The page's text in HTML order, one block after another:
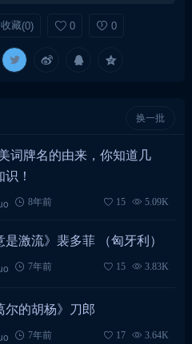
收藏(0) 0 0
换一批
词牌名的由来，你知道几
！
8年前 15 5.09K
是激流》裴多菲 （匈牙利）
7年前 15 3.83K
尔的胡杨》刀郎
7年前 17 3.64K